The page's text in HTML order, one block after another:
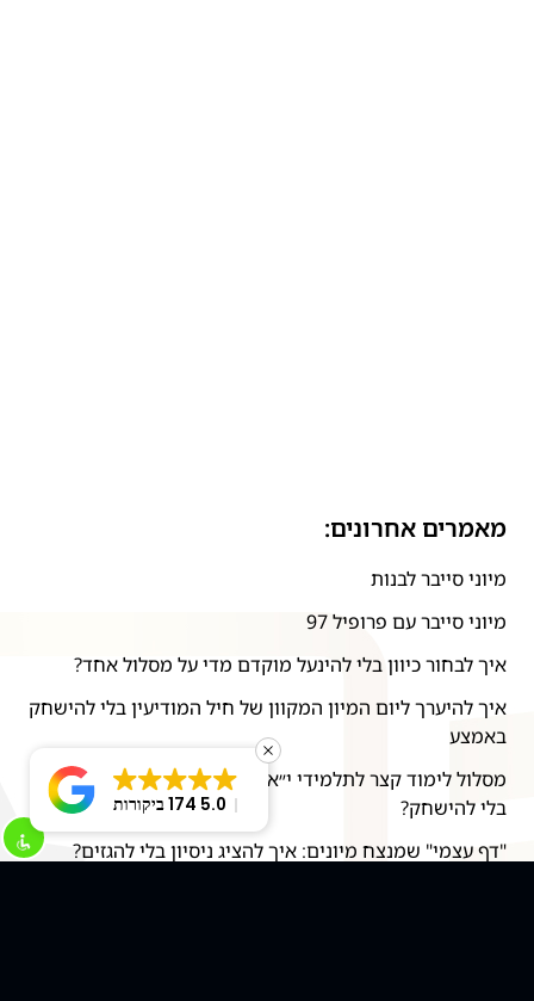
מאמרים אחרונים:
מיוני סייבר לבנות
מיוני סייבר עם פרופיל 97
איך לבחור כיוון בלי להינעל מוקדם מדי על מסלול אחד?
איך להיערך ליום המיון המקוון של חיל המודיעין בלי להישחק
באמצע
מסלול לימוד קצר לתלמידי י״א-י״ב: איך לבנות בסיס טכנולוגי
בלי להישחק?
"דף עצמי" שמנצח מיונים: איך להציג ניסיון בלי להגזים?
5.0